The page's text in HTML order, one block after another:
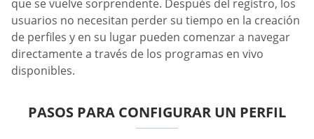
que se vuelve sorprendente. Después del registro, los
usuarios no necesitan perder su tiempo en la creación
de perfiles y en su lugar pueden comenzar a navegar
directamente a través de los programas en vivo
disponibles.
PASOS PARA CONFIGURAR UN PERFIL